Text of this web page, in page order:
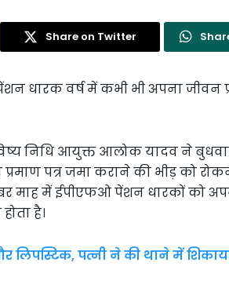
Share on Twitter
धारक वर्ष में कभी भी अपना जीवन
निधि आयुक्त आलोक यादव ने
पत्र जमा कराने की भीड़ को
माह में ईपीएफओ पेंशन धारकों को
है।
लिपस्टिक, पत्नी ने की थाने में